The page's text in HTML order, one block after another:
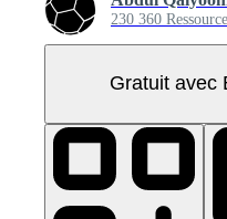
230 360
Gratuit avec